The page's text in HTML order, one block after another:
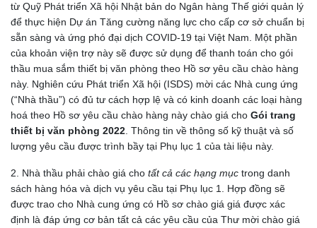
từ Quỹ Phát triển Xã hội Nhật bản do Ngân hàng Thế giới quản lý
để thực hiện Dự án Tăng cường năng lực cho cấp cơ sở chuẩn bị
sẵn sàng và ứng phó đại dịch COVID-19 tại Việt Nam. Một phần
của khoản viện trợ này sẽ được sử dụng để thanh toán cho gói
thầu mua sắm thiết bị văn phòng theo Hồ sơ yêu cầu chào hàng
này. Nghiên cứu Phát triển Xã hội (ISDS) mời các Nhà cung ứng
(“Nhà thầu”) có đủ tư cách hợp lệ và có kinh doanh các loại hàng
hoá theo Hồ sơ yêu cầu chào hàng này chào giá cho Gói trang
thiết bị văn phòng 2022 . Thông tin về thông số kỹ thuật và số
lượng yêu cầu được trình bầy tại Phụ lục 1 của tài liệu này.
2. Nhà thầu phải chào giá cho tất cả các hạng mục trong danh
sách hàng hóa và dịch vụ yêu cầu tại Phụ lục 1. Hợp đồng sẽ
được trao cho Nhà cung ứng có Hồ sơ chào giá giá được xác
định là đáp ứng cơ bản tất cả các yêu cầu của Thư mời chào giá